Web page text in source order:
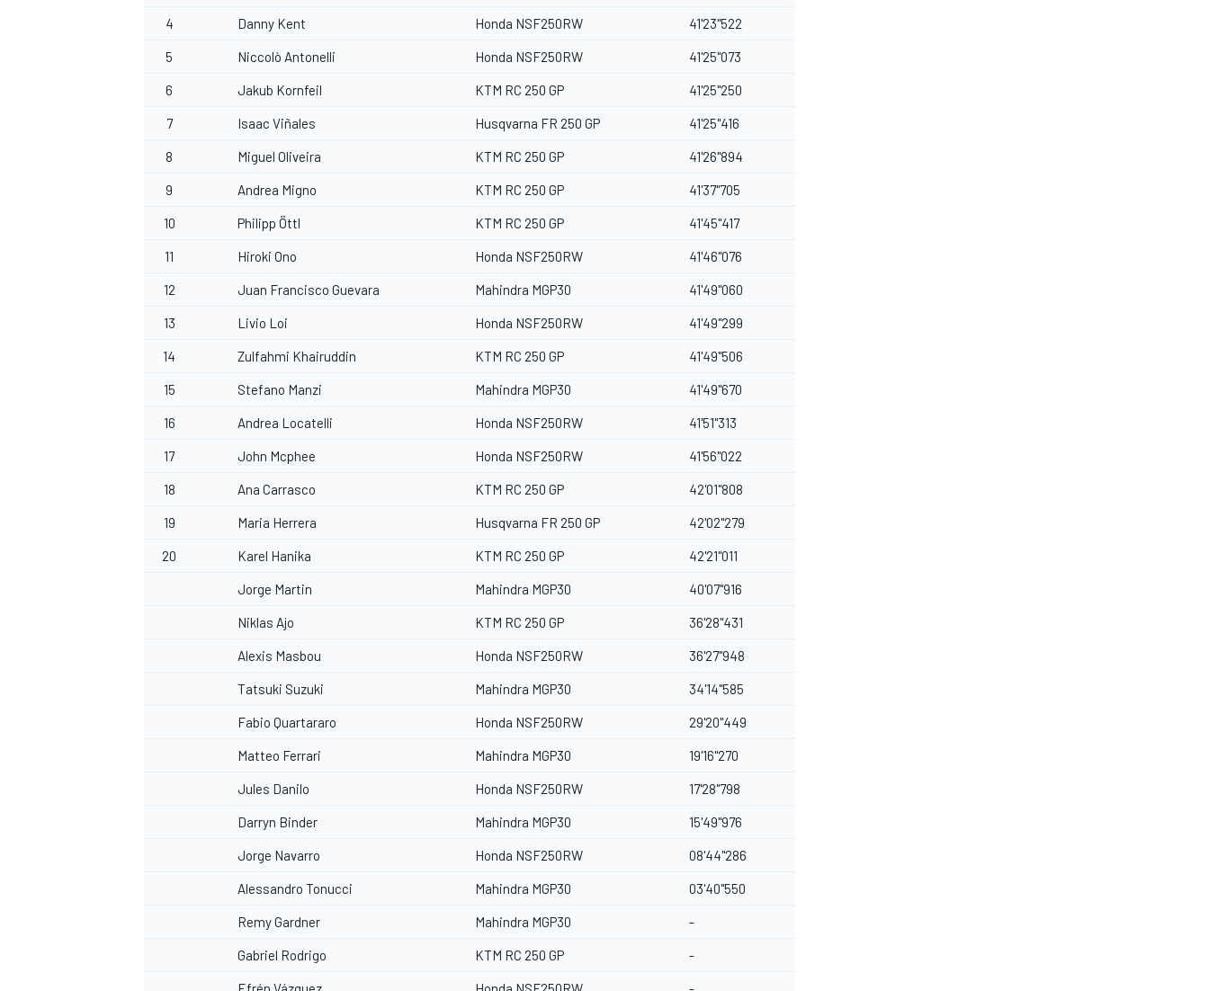
4 Danny Kent Honda NSF250RW 41'23''522
5 Niccolò Antonelli Honda NSF250RW 41'25''073
6 Jakub Kornfeil KTM RC 250 GP 41'25''250
7 Isaac Viñales Husqvarna FR 250 GP 41'25''416
8 Miguel Oliveira KTM RC 250 GP 41'26''894
9 Andrea Migno KTM RC 250 GP 41'37''705
10 Philipp Öttl KTM RC 250 GP 41'45''417
11 Hiroki Ono Honda NSF250RW 41'46''076
12 Juan Francisco Guevara Mahindra MGP30 41'49''060
13 Livio Loi Honda NSF250RW 41'49''299
14 Zulfahmi Khairuddin KTM RC 250 GP 41'49''506
15 Stefano Manzi Mahindra MGP30 41'49''670
16 Andrea Locatelli Honda NSF250RW 41'51''313
17 John Mcphee Honda NSF250RW 41'56''022
18 Ana Carrasco KTM RC 250 GP 42'01''808
19 Maria Herrera Husqvarna FR 250 GP 42'02''279
20 Karel Hanika KTM RC 250 GP 42'21''011
Jorge Martin Mahindra MGP30 40'07''916
Niklas Ajo KTM RC 250 GP 36'28''431
Alexis Masbou Honda NSF250RW 36'27''948
Tatsuki Suzuki Mahindra MGP30 34'14''585
Fabio Quartararo Honda NSF250RW 29'20''449
Matteo Ferrari Mahindra MGP30 19'16''270
Jules Danilo Honda NSF250RW 17'28''798
Darryn Binder Mahindra MGP30 15'49''976
Jorge Navarro Honda NSF250RW 08'44''286
Alessandro Tonucci Mahindra MGP30 03'40''550
Remy Gardner Mahindra MGP30 -
Gabriel Rodrigo KTM RC 250 GP -